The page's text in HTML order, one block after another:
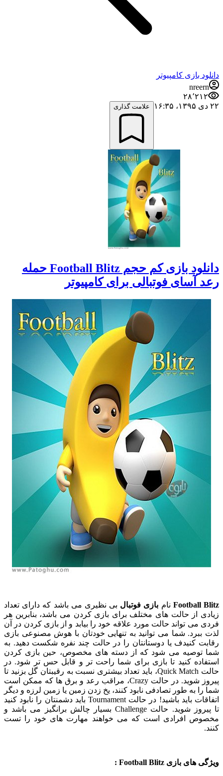
دانلود بازی کامپیوتر
nreern
۲۸٬۲۱۲
۲۲ دی ۱۳۹۵،‏ ۱۶:۳۵
علامت گذاری
دانلود بازی کم حجم Football Blitz حمله
رعد آسای فوتبالی برای کامپیوتر
Football Blitz نام بازی فوتبال بی نظیری می باشد که دارای تعداد
زیادی از حالت های مختلف برای بازی کردن می باشد، بنابرین هر
فردی می تواند حالت مورد علاقه خود را بیابد و از بازی کردن در آن
لذت ببرد. شما می توانید به تنهایی خودتان با هوش مصنوعی بازی
رقابت کنیدف یا دوستانتان را در حالت چند نفره شکست دهید. به
شما توصیه می شود که از دسته های مخصوص، حین بازی کردن
استفاده کنید تا بازی برای شما راحت تر و قابل حس تر شود. در
حالت Quick Match، باید تعداد بیشتری نسبت به رقیبتان گل بزنید تا
پیروز شوید. در حالت Crazy، مراقب رعد و برق ها که ممکن است
شما را به طور تصادفی نابود کنند، یخ زدن زمین یا زمین لرزه و دیگر
اتفاقات باید باشید! در حالت Tournament باید دشمنتان را نابود کنید
تا پیروز شوید. حالت Challenge بسیار چالش برانگیز می باشد و
مخصوص افرادی است که می خواهند مهارت های خود را تست
کنند.
ویژگی های بازی Football Blitz :